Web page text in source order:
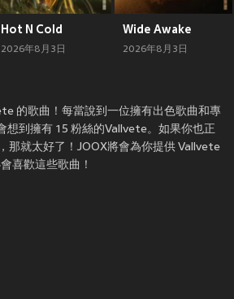
Hot N Cold
2026年8月3日
Wide Awake
2026年8月3日
的歌曲！每當說到一位擁有出色歌曲和專
想到擁有 15 粉絲的Vallvete。如果你也正
那就太好了！JOOX將會為你提供 Vallvete
喜歡這些歌曲！